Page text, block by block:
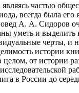
частью
всегда была
А. А. Сидоров
уметь и выделить
черты, и
истории
целом, от истории
в России до